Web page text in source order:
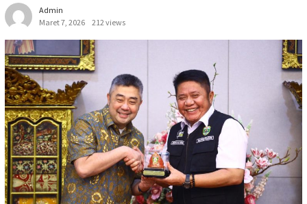
Admin
Maret 7, 2026
212 views